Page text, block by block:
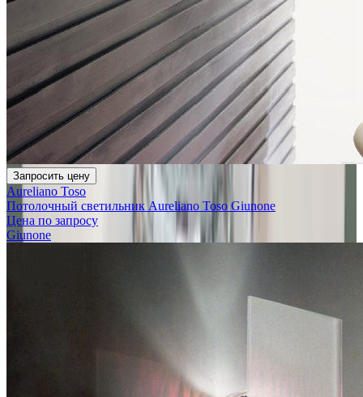
Запросить цену
Aureliano Toso
Потолочный светильник Aureliano Toso Giunone
Цена по запросу
Giunone